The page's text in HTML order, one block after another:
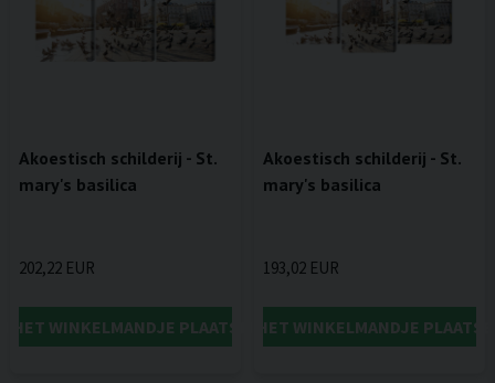
Akoestisch schilderij - St.
mary's basilica
202,22 EUR
HET WINKELMANDJE PLAATSEN
Akoestisch schilderij - St.
mary's basilica
193,02 EUR
IN HET WINKELMANDJE